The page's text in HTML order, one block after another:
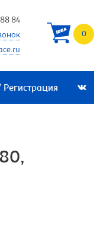
84
0
Регистрация